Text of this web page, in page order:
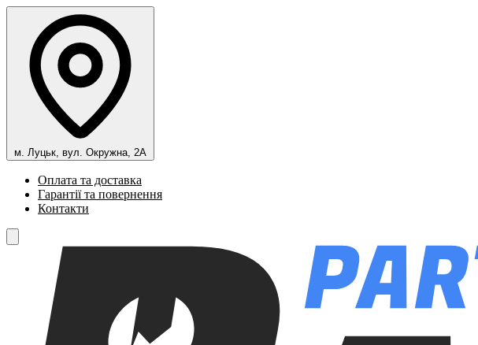
м. Луцьк, вул. Окружна, 2А
Оплата та доставка
Гарантії та повернення
Контакти